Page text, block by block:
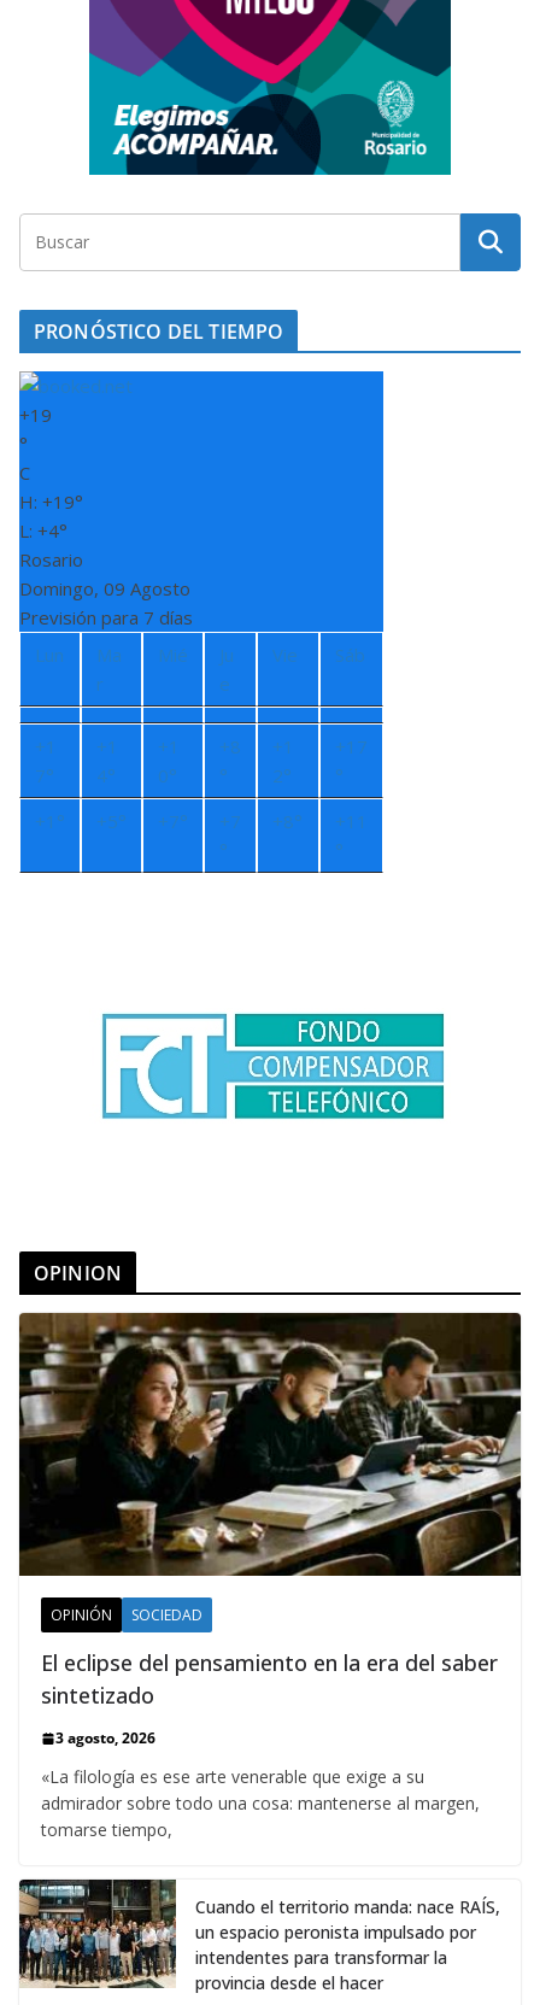
PRONÓSTICO DEL TIEMPO
+19
°
C
H: +19°
L: +4°
Rosario
Domingo, 09 Agosto
Previsión para 7 días
Lun
Ma
r
Mié
Ju
e
Vie Sáb
+1
7°
+1
4°
+1
0°
+8
°
+1
2°
+17
°
+1° +5° +7° +7
°
+8° +11
°
OPINION
OPINIÓN SOCIEDAD
El eclipse del pensamiento en la era del saber
sintetizado
3 agosto, 2026
«La filología es ese arte venerable que exige a su
admirador sobre todo una cosa: mantenerse al margen,
tomarse tiempo,
Cuando el territorio manda: nace RAÍS,
un espacio peronista impulsado por
intendentes para transformar la
provincia desde el hacer